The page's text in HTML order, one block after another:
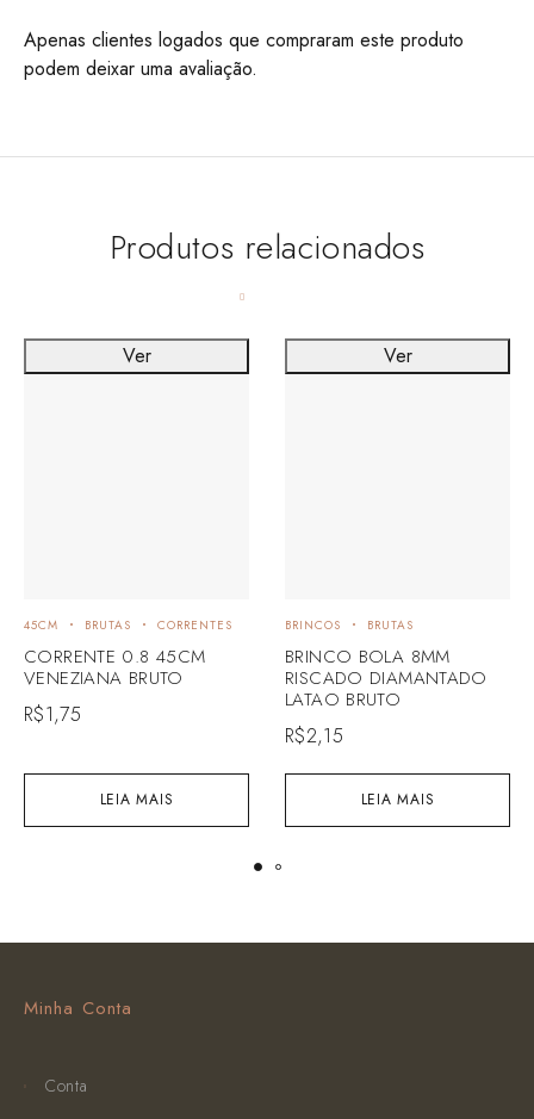
Apenas clientes logados que compraram este produto
podem deixar uma avaliação.
Produtos relacionados
LEIA MAIS
45CM BRUTAS CORRENTES
CORRENTE 0.8 45CM
VENEZIANA BRUTO
R$1,75
Ver
LEIA MAIS
BRINCOS BRUTAS
BRINCO BOLA 8MM
RISCADO DIAMANTADO
LATAO BRUTO
R$2,15
Ver
Minha Conta
Conta